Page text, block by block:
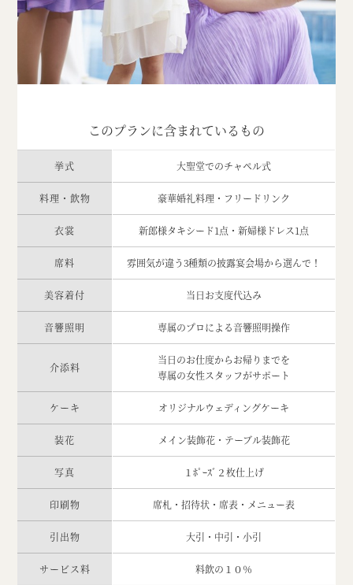
このプランに含まれているもの
挙式 大聖堂でのチャペル式
料理・飲物 豪華婚礼料理・フリードリンク
衣裳 新郎様タキシード1点・新婦様ドレス1点
席料 雰囲気が違う3種類の披露宴会場から選んで！
美容着付 当日お支度代込み
音響照明 専属のプロによる音響照明操作
介添料
当日のお仕度からお帰りまでを
専属の女性スタッフがサポート
ケーキ オリジナルウェディングケーキ
装花 メイン装飾花・テーブル装飾花
写真 １ﾎﾟｰｽﾞ２枚仕上げ
印刷物 席札・招待状・席表・メニュー表
引出物 大引・中引・小引
サービス料 料飲の１０％